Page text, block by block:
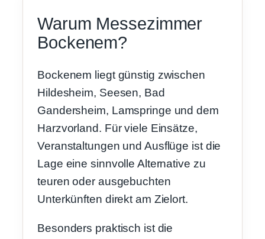
Warum Messezimmer
Bockenem?
Bockenem liegt günstig zwischen
Hildesheim, Seesen, Bad
Gandersheim, Lamspringe und dem
Harzvorland. Für viele Einsätze,
Veranstaltungen und Ausflüge ist die
Lage eine sinnvolle Alternative zu
teuren oder ausgebuchten
Unterkünften direkt am Zielort.
Besonders praktisch ist die